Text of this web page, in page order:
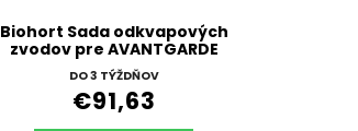
Biohort Sada odkvapových
zvodov pre AVANTGARDE
DO 3 TÝŽDŇOV
€91,63